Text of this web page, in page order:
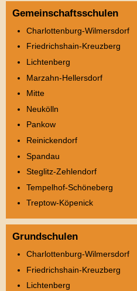
Gemeinschaftsschulen
Charlottenburg-Wilmersdorf
Friedrichshain-Kreuzberg
Lichtenberg
Marzahn-Hellersdorf
Mitte
Neukölln
Pankow
Reinickendorf
Spandau
Steglitz-Zehlendorf
Tempelhof-Schöneberg
Treptow-Köpenick
Grundschulen
Charlottenburg-Wilmersdorf
Friedrichshain-Kreuzberg
Lichtenberg